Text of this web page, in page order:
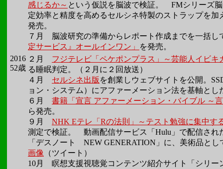
感じるか～ という仮説を脳波で検証。 FMシリーズ
定効率と精度を高めるセルシネ特製のストラップを加
発売。
７月 脳波研究の準備からレポート作成までを一括し
定サービス』オールインワン」
を発売。
2016
52歳
２月 フジテレビ「ペケポンプラス」～芸能人イビキ
る睡眠判定。（２月に２回放送）
４月 セルシネ出版 を創業しウェブサイトを公開。
ョン・システム）にアファーメーション法を基軸とし
６月 書籍「宣言 アファーメーション・バイブル ～
ら発売。
９月 NHK Eテレ「Rの法則」～テスト勉強に集中す
測定で検証。 動画配信サービス「Hulu」で配信され
「デスノート NEW GENERATION」に、美術品とし
画像 （ツイート）
10月 瞑想支援視聴覚コンテンツ紹介サイト「シリー